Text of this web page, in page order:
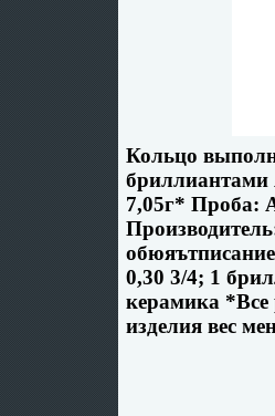
Кольцо
бриллиантами
7,05г* Проба:
0,30 3/4; 1
керамика *Все
изделия вес